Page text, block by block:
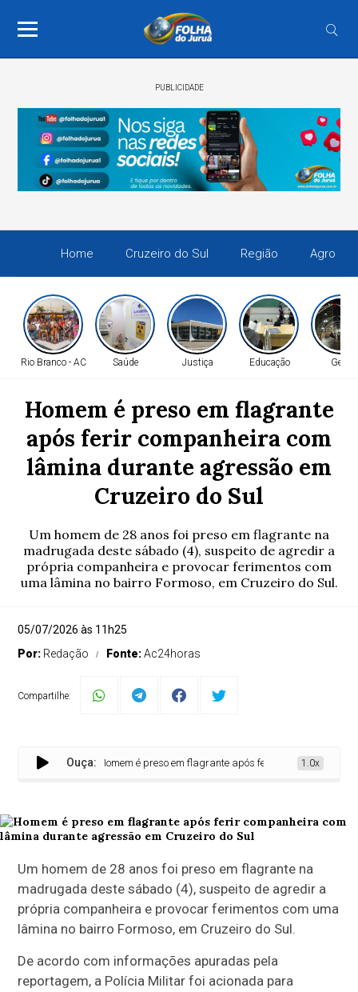
PUBLICIDADE
Home Cruzeiro do Sul Região Agro
Rio Branco - AC Saúde Justiça Educação Geral
Homem é preso em flagrante
após ferir companheira com
lâmina durante agressão em
Cruzeiro do Sul
Um homem de 28 anos foi preso em flagrante na
madrugada deste sábado (4), suspeito de agredir a
própria companheira e provocar ferimentos com
uma lâmina no bairro Formoso, em Cruzeiro do Sul.
05/07/2026 às 11h25
Por: Redação Fonte:Ac24horas
Compartilhe:
Ouça:
Homem é preso em flagrante após ferir companheira com
1.0x
Um homem de 28 anos foi preso em flagrante na
madrugada deste sábado (4), suspeito de agredir a
própria companheira e provocar ferimentos com uma
lâmina no bairro Formoso, em Cruzeiro do Sul.
De acordo com informações apuradas pela
reportagem, a Polícia Militar foi acionada para